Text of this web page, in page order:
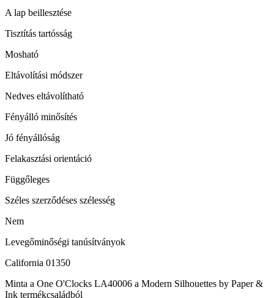
A lap beillesztése
Tisztítás tartósság
Mosható
Eltávolítási módszer
Nedves eltávolítható
Fényálló minősítés
Jó fényállóság
Felakasztási orientáció
Függőleges
Széles szerződéses szélesség
Nem
Levegőminőségi tanúsítványok
California 01350
Minta a One O'Clocks LA40006 a Modern Silhouettes by Paper &
Ink termékcsaládból